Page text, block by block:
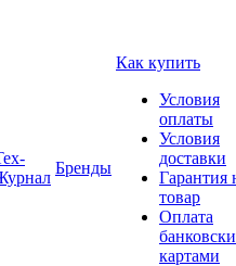
Бренды
Как купить
Условия
оплаты
Условия
доставки
Гарантия
товар
Оплата
картами